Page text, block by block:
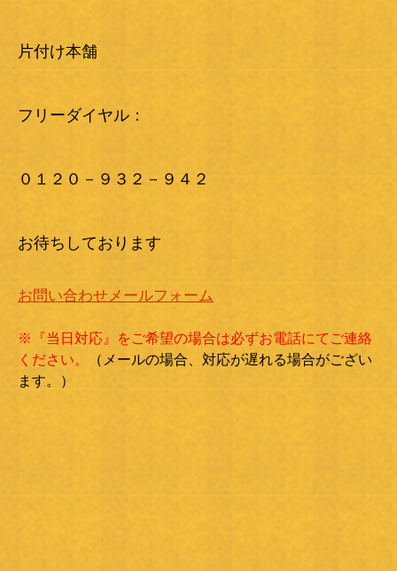
片付け本舗
フリーダイヤル：
０１２０－９３２－９４２
お待ちしております
お問い合わせメールフォーム
※『当日対応』をご希望の場合は必ずお電話にてご連絡
ください。
（メールの場合、対応が遅れる場合がござい
ます。）